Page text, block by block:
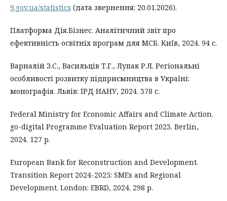
9.gov.ua/statistics (дата звернення: 20.01.2026).
Платформа Дія.Бізнес. Аналітичний звіт про
ефективність освітніх програм для МСБ. Київ, 2024. 94 с.
Варналій З.С., Васильців Т.Г., Лупак Р.Л. Регіональні
особливості розвитку підприємництва в Україні:
монографія. Львів: ІРД НАНУ, 2024. 378 с.
Federal Ministry for Economic Affairs and Climate Action.
go-digital Programme Evaluation Report 2023. Berlin,
2024. 127 p.
European Bank for Reconstruction and Development.
Transition Report 2024-2025: SMEs and Regional
Development. London: EBRD, 2024. 298 p.